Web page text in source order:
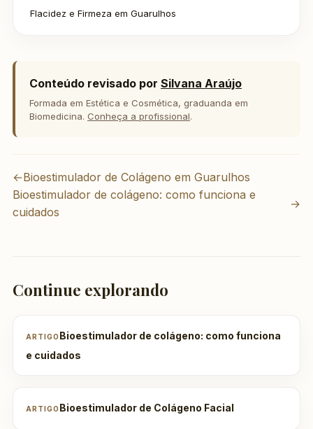
Flacidez e Firmeza em Guarulhos
Conteúdo revisado por Silvana Araújo
Formada em Estética e Cosmética, graduanda em
Biomedicina. Conheça a profissional.
←Bioestimulador de Colágeno em Guarulhos
Bioestimulador de colágeno: como funciona e
cuidados
→
Continue explorando
ARTIGO Bioestimulador de colágeno: como funciona
e cuidados
ARTIGO Bioestimulador de Colágeno Facial